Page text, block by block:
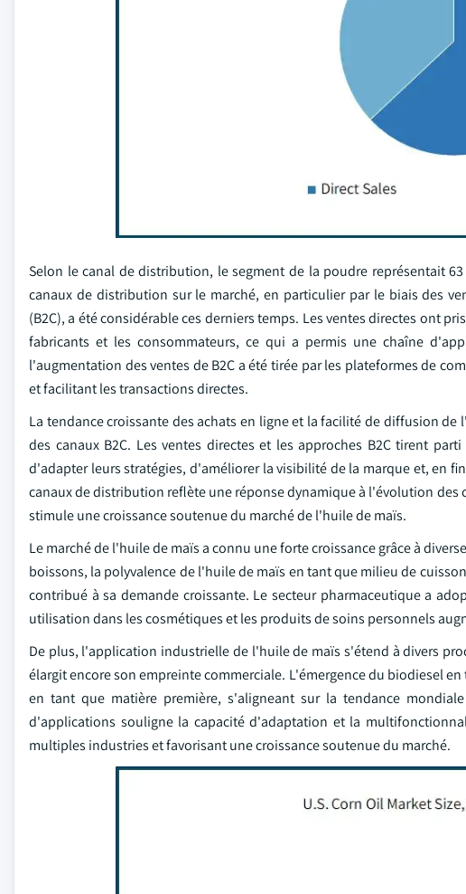
Selon le canal de distribution, le segment de la poudre représentait
canaux de distribution sur le marché, en particulier par le biais des
(B2C), a été considérable ces derniers temps. Les ventes directes ont
fabricants et les consommateurs, ce qui a permis une chaîne
l'augmentation des ventes de B2C a été tirée par les plateformes de
et facilitant les transactions directes.
La tendance croissante des achats en ligne et la facilité de diffusion
des canaux B2C. Les ventes directes et les approches B2C tirent
d'adapter leurs stratégies, d'améliorer la visibilité de la marque et, en
canaux de distribution reflète une réponse dynamique à l'évolution
stimule une croissance soutenue du marché de l'huile de maïs.
Le marché de l'huile de maïs a connu une forte croissance grâce à
boissons, la polyvalence de l'huile de maïs en tant que milieu de
contribué à sa demande croissante. Le secteur pharmaceutique a
utilisation dans les cosmétiques et les produits de soins personnels
De plus, l'application industrielle de l'huile de maïs s'étend à divers
élargit encore son empreinte commerciale. L'émergence du biodiesel
en tant que matière première, s'aligneant sur la tendance
d'applications souligne la capacité d'adaptation et la
multiples industries et favorisant une croissance soutenue du marché.